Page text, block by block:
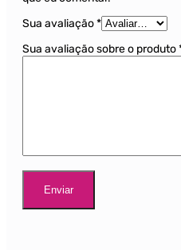
Sua avaliação*
Sua avaliação sobre o produto